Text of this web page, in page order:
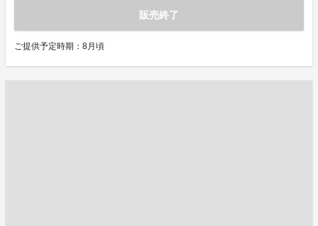
販売終了
ご提供予定時期：8月頃